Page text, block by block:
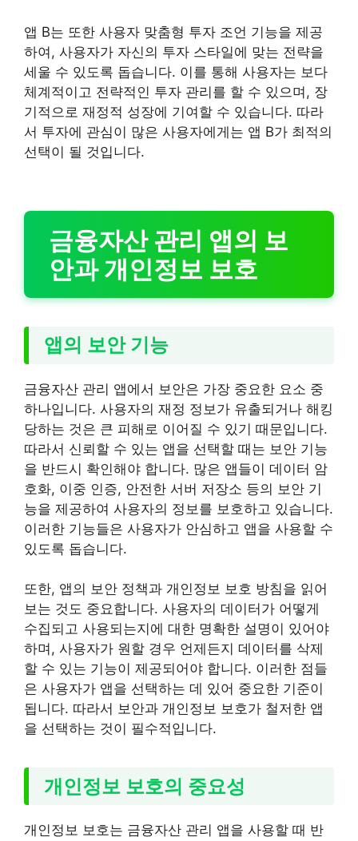
앱 B는 또한 사용자 맞춤형 투자 조언 기능을 제공
하여, 사용자가 자신의 투자 스타일에 맞는 전략을
세울 수 있도록 돕습니다. 이를 통해 사용자는 보다
체계적이고 전략적인 투자 관리를 할 수 있으며, 장
기적으로 재정적 성장에 기여할 수 있습니다. 따라
서 투자에 관심이 많은 사용자에게는 앱 B가 최적의
선택이 될 것입니다.
금융자산 관리 앱의 보
안과 개인정보 보호
앱의 보안 기능
금융자산 관리 앱에서 보안은 가장 중요한 요소 중
하나입니다. 사용자의 재정 정보가 유출되거나 해킹
당하는 것은 큰 피해로 이어질 수 있기 때문입니다.
따라서 신뢰할 수 있는 앱을 선택할 때는 보안 기능
을 반드시 확인해야 합니다. 많은 앱들이 데이터 암
호화, 이중 인증, 안전한 서버 저장소 등의 보안 기
능을 제공하여 사용자의 정보를 보호하고 있습니다.
이러한 기능들은 사용자가 안심하고 앱을 사용할 수
있도록 돕습니다.
또한, 앱의 보안 정책과 개인정보 보호 방침을 읽어
보는 것도 중요합니다. 사용자의 데이터가 어떻게
수집되고 사용되는지에 대한 명확한 설명이 있어야
하며, 사용자가 원할 경우 언제든지 데이터를 삭제
할 수 있는 기능이 제공되어야 합니다. 이러한 점들
은 사용자가 앱을 선택하는 데 있어 중요한 기준이
됩니다. 따라서 보안과 개인정보 보호가 철저한 앱
을 선택하는 것이 필수적입니다.
개인정보 보호의 중요성
개인정보 보호는 금융자산 관리 앱을 사용할 때 반